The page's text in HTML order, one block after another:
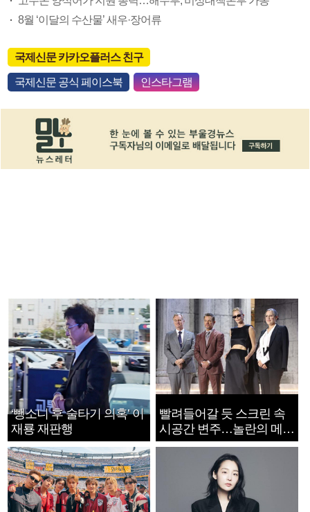
8월 ‘이달의 수산물’ 새우·장어류
국제신문 카카오플러스 친구
국제신문 공식 페이스북 인스타그램
‘뺑소니 후 술타기 의혹’ 이
재룡 재판행
빨려들어갈 듯 스크린 속
시공간 변주…놀란의 메시
지는 ‘전쟁 속죄’